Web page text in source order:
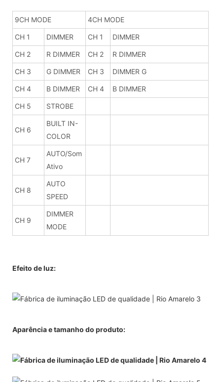
9CH MODE 4CH MODE
CH 1 DIMMER CH 1 DIMMER
CH 2 R DIMMER CH 2 R DIMMER
CH 3 G DIMMER CH 3 DIMMER G
CH 4 B DIMMER CH 4 B DIMMER
CH 5 STROBE
CH 6
BUILT IN-
COLOR
CH 7
AUTO/Som
Ativo
CH 8
AUTO
SPEED
CH 9
DIMMER
MODE
Efeito de luz:
Aparência e tamanho do produto: